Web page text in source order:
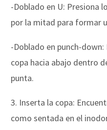
-Doblado en U: Presiona
por la mitad para formar
-Doblado en punch-
copa hacia abajo dentro
punta.
3. Inserta la copa:
como sentada en el